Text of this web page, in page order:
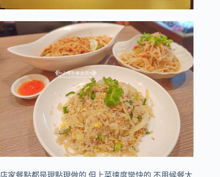
店家餐點都是現點現做的,但上菜速度蠻快的,不用候餐太